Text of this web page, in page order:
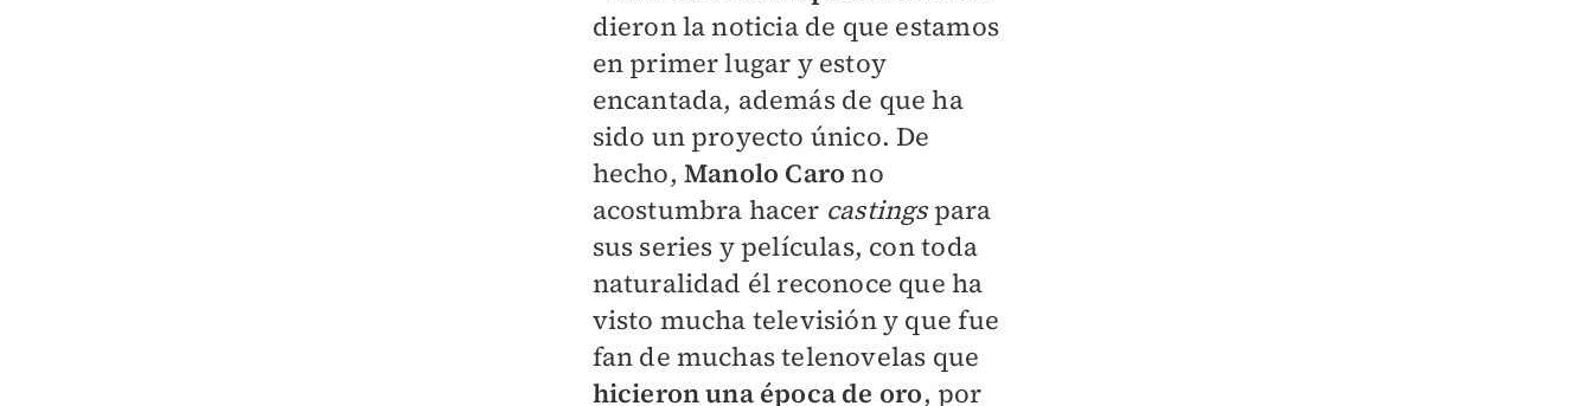
dieron la noticia de que estamos
en primer lugar y estoy
encantada, además de que ha
sido un proyecto único. De
hecho, Manolo Caro no
acostumbra hacer castings para
sus series y películas, con toda
naturalidad él reconoce que ha
visto mucha televisión y que fue
fan de muchas telenovelas que
hicieron una época de oro, por